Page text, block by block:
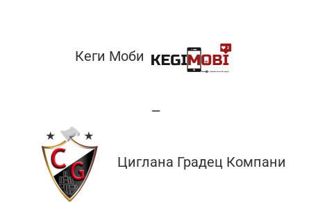
Кеги Моби
—
Циглана Градец Компани